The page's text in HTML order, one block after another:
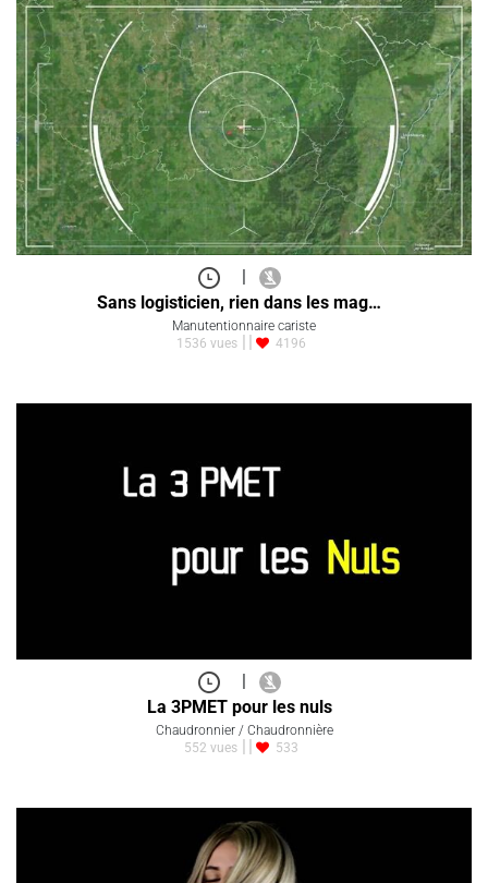
|
Sans logisticien, rien dans les mag…
Manutentionnaire cariste
1536 vues
4196
La 3PMET pour les nuls
Chaudronnier / Chaudronnière
552 vues
533